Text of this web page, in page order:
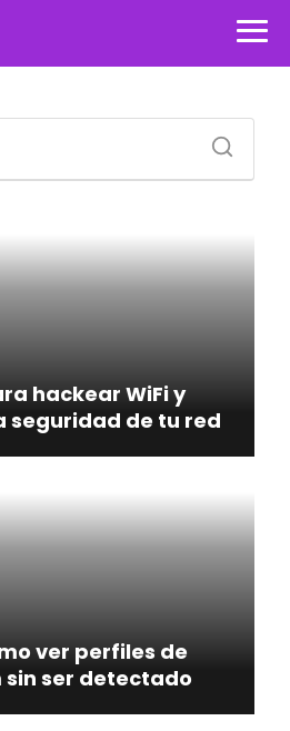
hackear WiFi y
seguridad de tu red
ver perfiles de
ser detectado